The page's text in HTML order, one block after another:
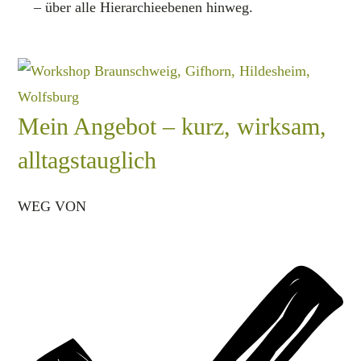
– über alle Hierarchieebenen hinweg.
Mein Angebot – kurz, wirksam,
alltagstauglich
WEG VON